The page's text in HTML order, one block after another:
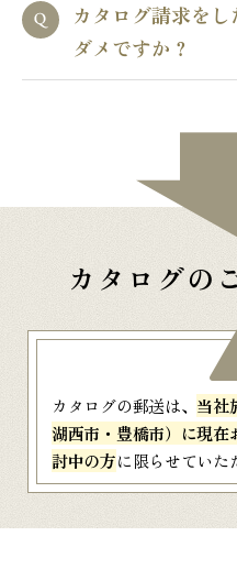
カタログ請求を
ダメですか？
カタログの
カタログの郵送は、 当社
湖西市・豊橋市）に現在
討中の方に限らせていた